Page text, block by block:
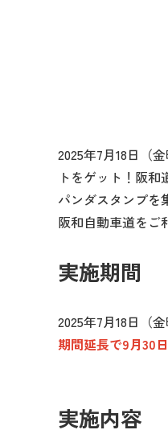
2025年7月18日（
トをゲット！阪和
パンダスタンプを
阪和自動車道をご
実施期間
2025年7月18日（
期間延長で9月30
実施内容